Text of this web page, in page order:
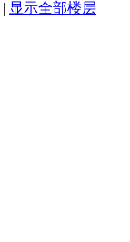
| 显示全部楼层